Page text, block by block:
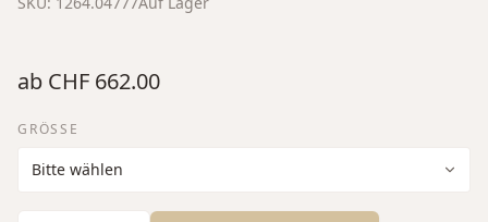
ab CHF 662.00
GRÖSSE